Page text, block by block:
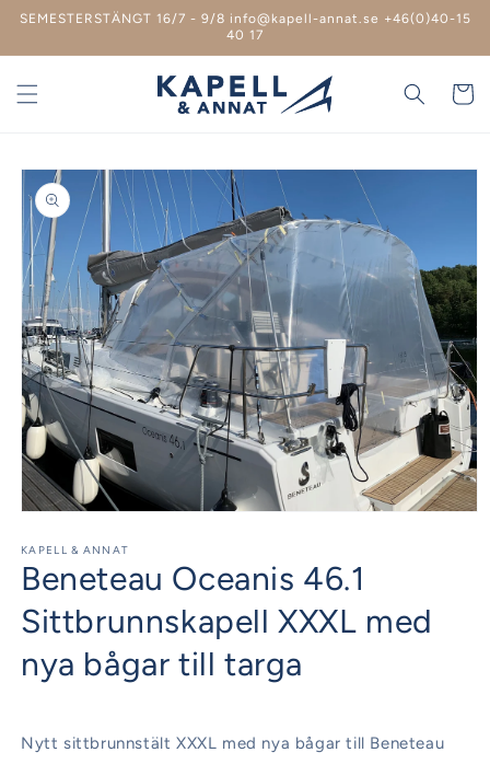
vidare
innehåll
SEMESTERSTÄNGT 16/7 - 9/8 info@kapell-annat.se +46(0)40-15
40 17
vidare till
1
i
modalfönster
KAPELL & ANNAT
Beneteau Oceanis 46.1
Sittbrunnskapell XXXL med
nya bågar till targa
Nytt sittbrunnstält XXXL med nya bågar till Beneteau